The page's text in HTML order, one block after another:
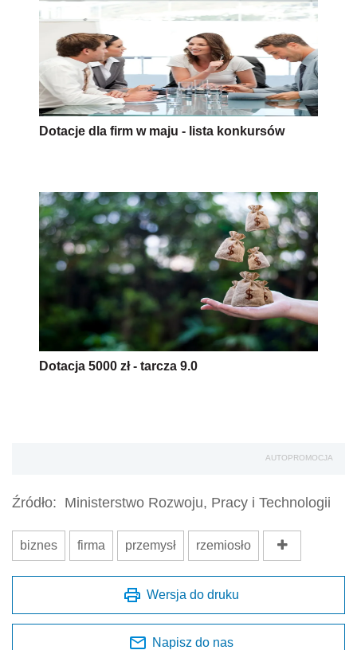
Dotacje dla firm w maju - lista konkursów
Dotacja 5000 zł - tarcza 9.0
AUTOPROMOCJA
Źródło: Ministerstwo Rozwoju, Pracy i Technologii
biznes firma przemysł rzemiosło
Wersja do druku
Napisz do nas